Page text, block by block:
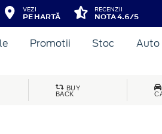
VEZI
PE HARTĂ
RECENZII
NOTA 4.6/5
Promotii Stoc Auto
BUY
BACK